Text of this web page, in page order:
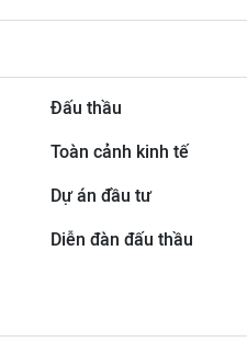
Đấu thầu
Toàn cảnh kinh tế
Dự án đầu tư
Diễn đàn đấu thầu